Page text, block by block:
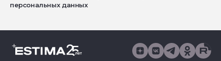
персональных данных